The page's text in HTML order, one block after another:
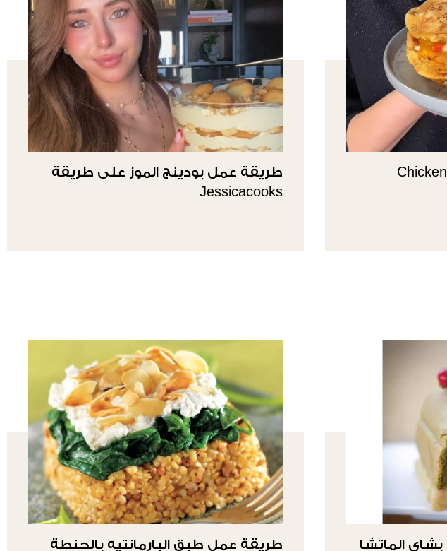
طريقة عمل بودينج الموز على طريقة
Jessicacooks
طريقة تحضير Shortcake بشاي الماتشا طريقة عمل طبق البارمانتيه بالحنطة